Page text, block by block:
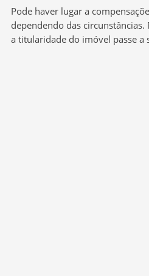
Pode haver lugar a
dependendo das
a titularidade do imóvel passe a